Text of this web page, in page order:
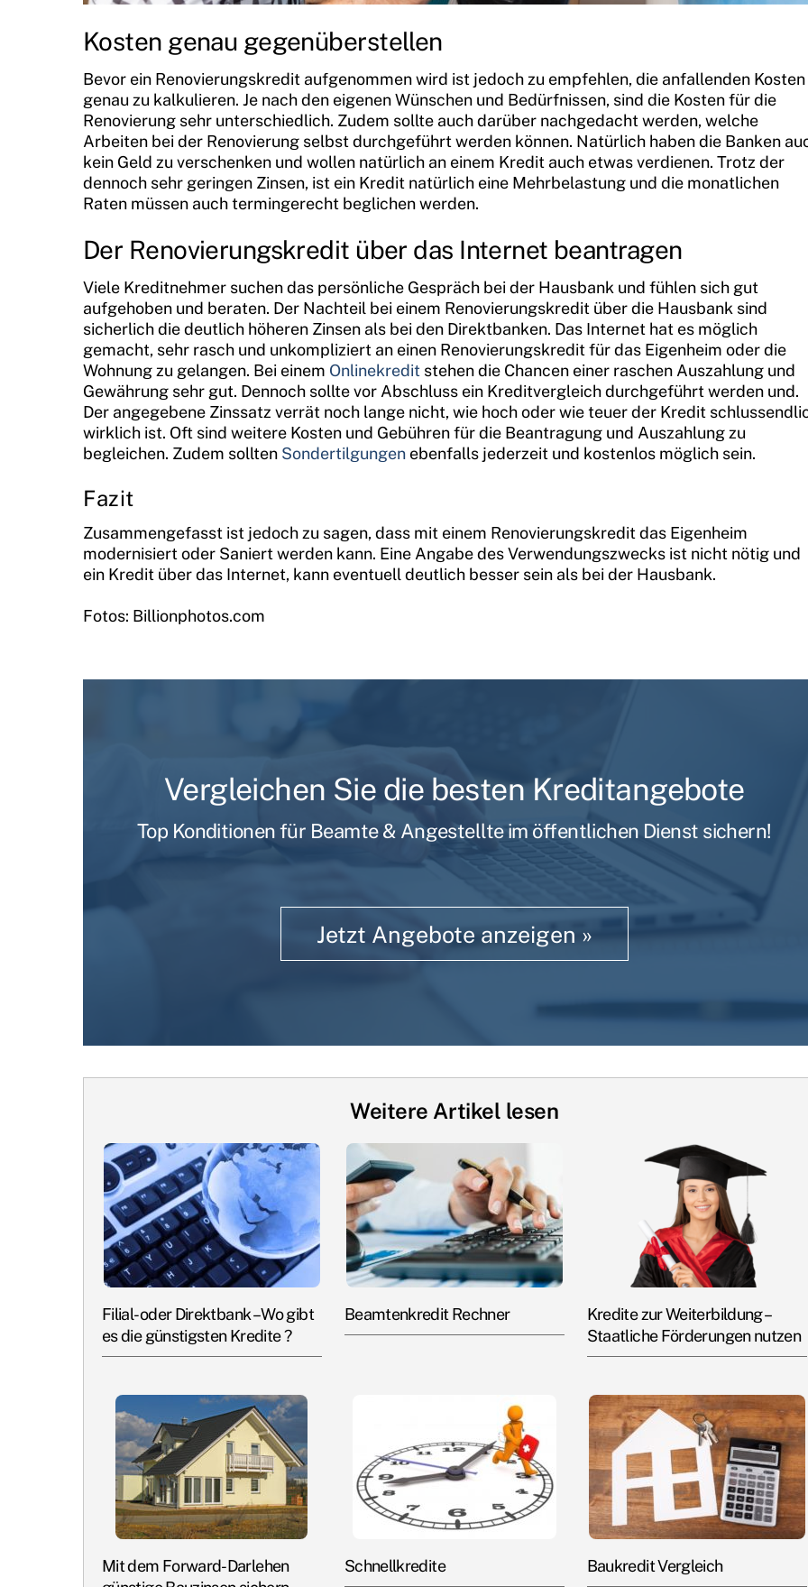
Kosten genau gegenüberstellen
Bevor ein Renovierungskredit aufgenommen wird ist jedoch zu empfehlen, die anfallenden Kosten
genau zu kalkulieren. Je nach den eigenen Wünschen und Bedürfnissen, sind die Kosten für die
Renovierung sehr unterschiedlich. Zudem sollte auch darüber nachgedacht werden, welche
Arbeiten bei der Renovierung selbst durchgeführt werden können. Natürlich haben die Banken
kein Geld zu verschenken und wollen natürlich an einem Kredit auch etwas verdienen. Trotz der
dennoch sehr geringen Zinsen, ist ein Kredit natürlich eine Mehrbelastung und die monatlichen
Raten müssen auch termingerecht beglichen werden.
Der Renovierungskredit über das Internet beantragen
Viele Kreditnehmer suchen das persönliche Gespräch bei der Hausbank und fühlen sich gut
aufgehoben und beraten. Der Nachteil bei einem Renovierungskredit über die Hausbank sind
sicherlich die deutlich höheren Zinsen als bei den Direktbanken. Das Internet hat es möglich
gemacht, sehr rasch und unkompliziert an einen Renovierungskredit für das Eigenheim oder die
Wohnung zu gelangen. Bei einem Onlinekredit stehen die Chancen einer raschen Auszahlung und
Gewährung sehr gut. Dennoch sollte vor Abschluss ein Kreditvergleich durchgeführt werden und.
Der angegebene Zinssatz verrät noch lange nicht, wie hoch oder wie teuer der Kredit
wirklich ist. Oft sind weitere Kosten und Gebühren für die Beantragung und Auszahlung zu
begleichen. Zudem sollten Sondertilgungen ebenfalls jederzeit und kostenlos möglich sein.
Fazit
Zusammengefasst ist jedoch zu sagen, dass mit einem Renovierungskredit das Eigenheim
modernisiert oder Saniert werden kann. Eine Angabe des Verwendungszwecks ist nicht nötig und
ein Kredit über das Internet, kann eventuell deutlich besser sein als bei der Hausbank.
Fotos: Billionphotos.com
Vergleichen Sie die besten Kreditangebote
Top Konditionen für Beamte & Angestellte im öffentlichen Dienst sichern!
Jetzt Angebote anzeigen »
Weitere Artikel lesen
Filial- oder Direktbank – Wo gibt
es die günstigsten Kredite ?
Beamtenkredit Rechner
Kredite zur Weiterbildung –
Staatliche Förderungen nutzen
Mit dem Forward-Darlehen
Schnellkredite Baukredit Vergleich